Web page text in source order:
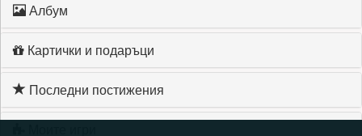
Албум
Картички и подаръци
Последни постижения